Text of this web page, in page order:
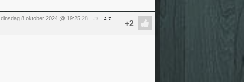
dinsdag 8 oktober 2024 @ 19:25:28 #3